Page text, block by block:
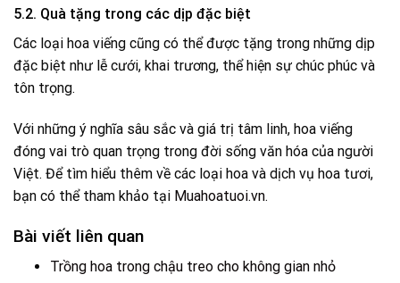
5.2. Quà tặng trong các dịp đặc biệt
Các loại hoa viếng cũng có thể được tặng trong những dịp
đặc biệt như lễ cưới, khai trương, thể hiện sự chúc phúc và
tôn trọng.
Với những ý nghĩa sâu sắc và giá trị tâm linh, hoa viếng
đóng vai trò quan trọng trong đời sống văn hóa của người
Việt. Để tìm hiểu thêm về các loại hoa và dịch vụ hoa tươi,
bạn có thể tham khảo tại Muahoatuoi.vn.
Bài viết liên quan
Trồng hoa trong chậu treo cho không gian nhỏ